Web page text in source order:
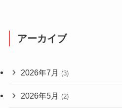
アーカイブ
2026年7月 (3)
2026年5月 (2)